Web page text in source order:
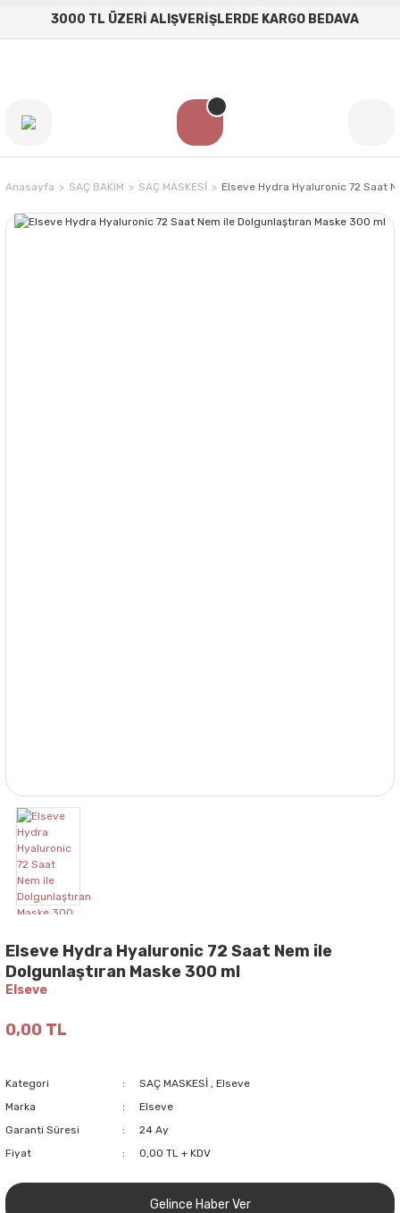
3000 TL ÜZERİ ALIŞVERİŞLERDE KARGO BEDAVA
Anasayfa SAÇ BAKIM SAÇ MASKESİ Elseve Hydra Hyaluronic 72 Saat
Elseve Hydra Hyaluronic 72 Saat Nem ile
Dolgunlaştıran Maske 300 ml
Elseve
0,00 TL
Kategori SAÇ MASKESİ , Elseve
Marka
Elseve
Garanti Süresi
24 Ay
Fiyat
0,00 TL + KDV
Gelince Haber Ver